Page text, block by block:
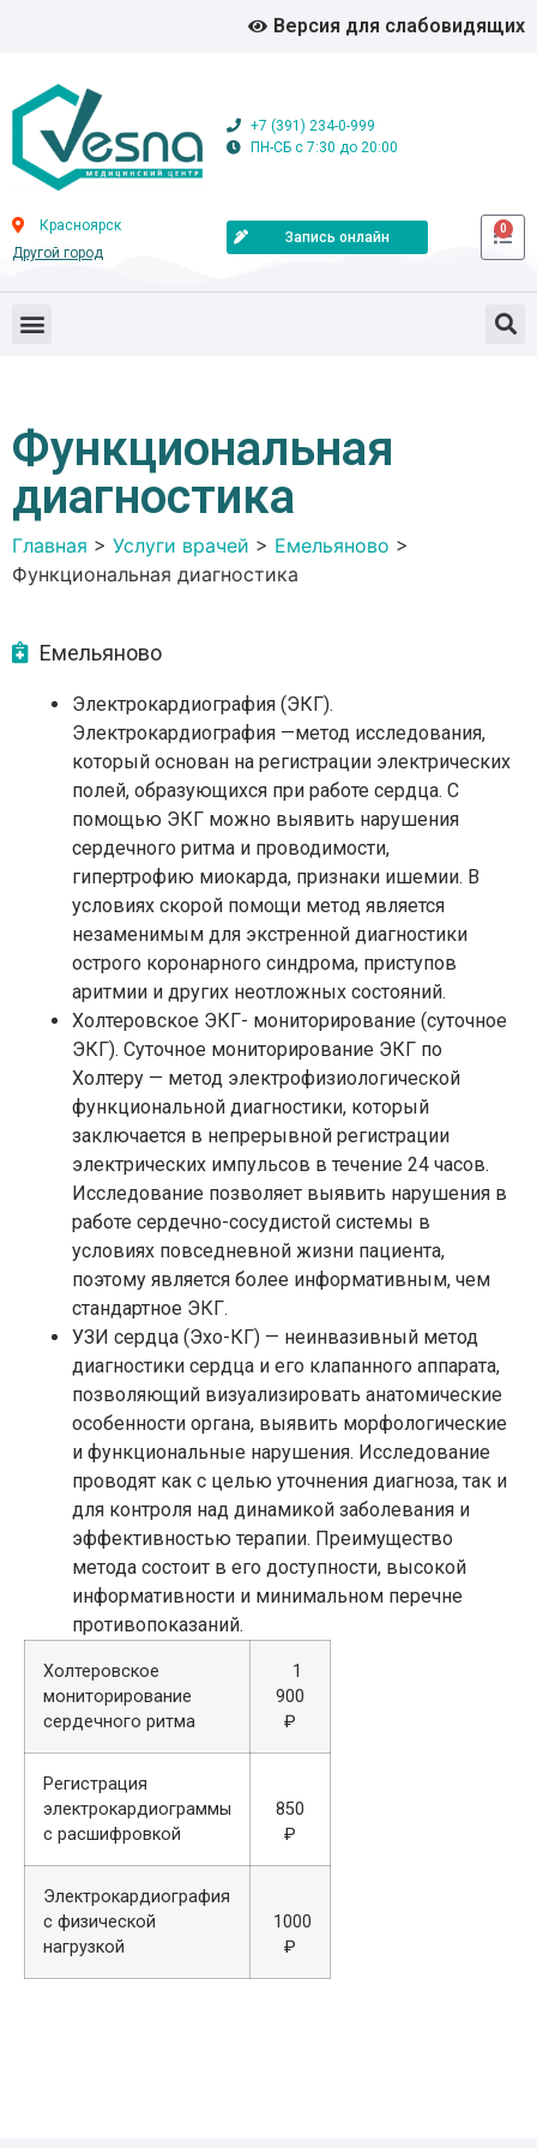
Версия для слабовидящих
+7 (391) 234-0-999
ПН-СБ с 7:30 до 20:00
Красноярск
Другой город
Запись онлайн
0
Функциональная
диагностика
Главная > Услуги врачей > Емельяново >
Функциональная диагностика
Емельяново
Электрокардиография (ЭКГ).
Электрокардиография —метод исследования,
который основан на регистрации электрических
полей, образующихся при работе сердца. С
помощью ЭКГ можно выявить нарушения
сердечного ритма и проводимости,
гипертрофию миокарда, признаки ишемии. В
условиях скорой помощи метод является
незаменимым для экстренной диагностики
острого коронарного синдрома, приступов
аритмии и других неотложных состояний.
Холтеровское ЭКГ- мониторирование (суточное
ЭКГ). Суточное мониторирование ЭКГ по
Холтеру — метод электрофизиологической
функциональной диагностики, который
заключается в непрерывной регистрации
электрических импульсов в течение 24 часов.
Исследование позволяет выявить нарушения в
работе сердечно-сосудистой системы в
условиях повседневной жизни пациента,
поэтому является более информативным, чем
стандартное ЭКГ.
УЗИ сердца (Эхо-КГ) — неинвазивный метод
диагностики сердца и его клапанного аппарата,
позволяющий визуализировать анатомические
особенности органа, выявить морфологические
и функциональные нарушения. Исследование
проводят как с целью уточнения диагноза, так и
для контроля над динамикой заболевания и
эффективностью терапии. Преимущество
метода состоит в его доступности, высокой
информативности и минимальном перечне
противопоказаний.
Холтеровское
мониторирование
сердечного ритма
1
900
₽
Регистрация
электрокардиограммы
с расшифровкой
850
₽
Электрокардиография
с физической
нагрузкой
1000
₽